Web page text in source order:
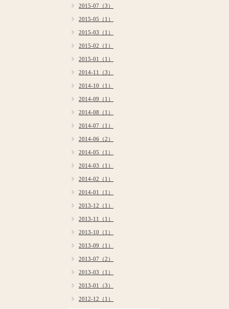
2015-07（3）
2015-05（1）
2015-03（1）
2015-02（1）
2015-01（1）
2014-11（3）
2014-10（1）
2014-09（1）
2014-08（1）
2014-07（1）
2014-06（2）
2014-05（1）
2014-03（1）
2014-02（1）
2014-01（1）
2013-12（1）
2013-11（1）
2013-10（1）
2013-09（1）
2013-07（2）
2013-03（1）
2013-01（3）
2012-12（1）